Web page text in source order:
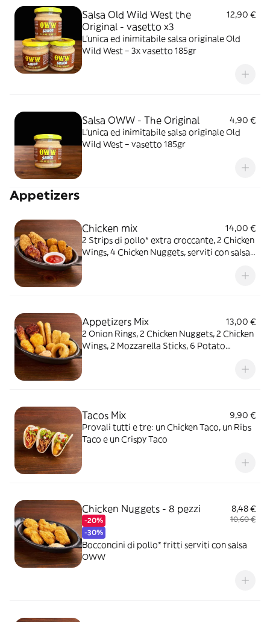
Salsa Old Wild West the
Original - vasetto x3
12,90 €
L’unica ed inimitabile salsa originale Old
Wild West – 3x vasetto 185gr
Salsa OWW - The Original
4,90 €
L’unica ed inimitabile salsa originale Old
Wild West – vasetto 185gr
Appetizers
Chicken mix
14,00 €
2 Strips di pollo* extra croccante, 2 Chicken
Wings, 4 Chicken Nuggets, serviti con salsa
Appetizers Mix
13,00 €
2 Onion Rings, 2 Chicken Nuggets, 2 Chicken
Wings, 2 Mozzarella Sticks, 6 Potato
Tacos Mix
9,90 €
Provali tutti e tre: un Chicken Taco, un Ribs
Taco e un Crispy Taco
Chicken Nuggets - 8 pezzi
-20%
-30%
8,48 €
10,60 €
Bocconcini di pollo* fritti serviti con salsa
OWW